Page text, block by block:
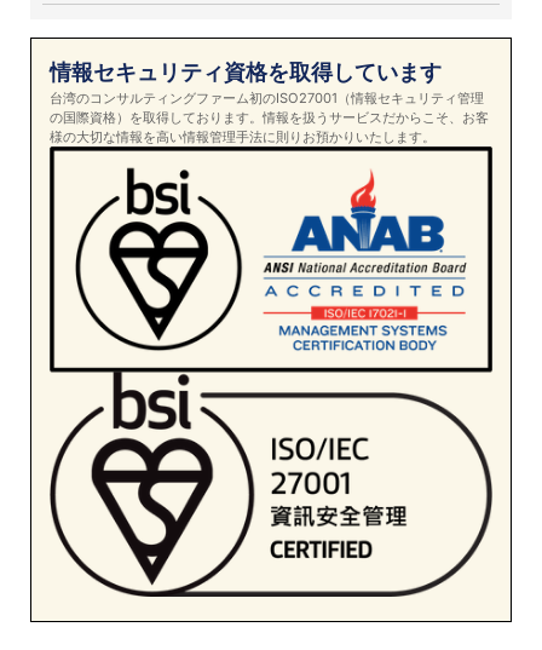
情報セキュリティ資格を取得しています
台湾のコンサルティングファーム初のISO27001（情報セキュリティ管理
の国際資格）を取得しております。情報を扱うサービスだからこそ、お客
様の大切な情報を高い情報管理手法に則りお預かりいたします。